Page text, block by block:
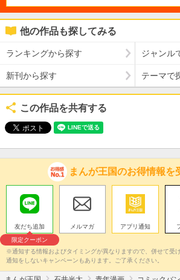
他の作品も探してみる
ランキングから探す ジャンル
新刊から探す テーマで
この作品を共有する
まんが王国のお得情報を
友だち追加
限定クーポン
メルマガ アプリ通知
※通知する情報およびタイミングが異なりますので、併せて受
通知をしないキャンペーンもあります。ご了承ください。